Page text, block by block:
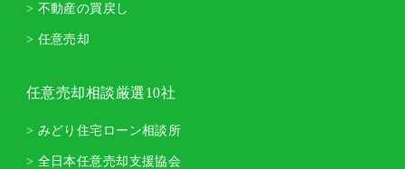
> 不動産の買戻し
> 任意売却
任意売却相談厳選10社
> みどり住宅ローン相談所
> 全日本任意売却支援協会